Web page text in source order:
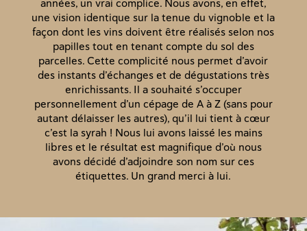
années, un vrai complice. Nous avons, en effet,
une vision identique sur la tenue du vignoble et la
façon dont les vins doivent être réalisés selon nos
papilles tout en tenant compte du sol des
parcelles. Cette complicité nous permet d’avoir
des instants d’échanges et de dégustations très
enrichissants. Il a souhaité s’occuper
personnellement d’un cépage de A à Z (sans pour
autant délaisser les autres), qu’il lui tient à cœur
c’est la syrah ! Nous lui avons laissé les mains
libres et le résultat est magnifique d’où nous
avons décidé d’adjoindre son nom sur ces
étiquettes. Un grand merci à lui.